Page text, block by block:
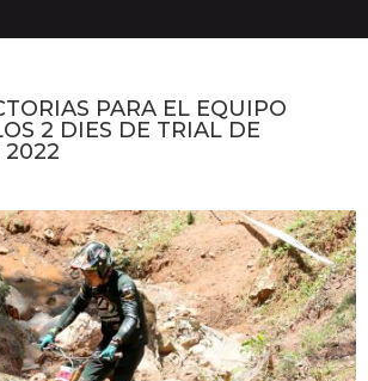
PARA EL EQUIPO
2 DIES DE TRIAL DE
2022